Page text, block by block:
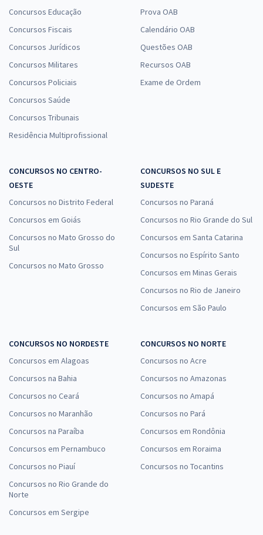
Concursos Educação
Concursos Fiscais
Concursos Jurídicos
Concursos Militares
Concursos Policiais
Concursos Saúde
Concursos Tribunais
Residência Multiprofissional
Prova OAB
Calendário OAB
Questões OAB
Recursos OAB
Exame de Ordem
CONCURSOS NO CENTRO-
OESTE
Concursos no Distrito Federal
Concursos em Goiás
Concursos no Mato Grosso do
Sul
Concursos no Mato Grosso
CONCURSOS NO SUL E
SUDESTE
Concursos no Paraná
Concursos no Rio Grande do Sul
Concursos em Santa Catarina
Concursos no Espírito Santo
Concursos em Minas Gerais
Concursos no Rio de Janeiro
Concursos em São Paulo
CONCURSOS NO NORDESTE
Concursos em Alagoas
Concursos na Bahia
Concursos no Ceará
Concursos no Maranhão
Concursos na Paraíba
Concursos em Pernambuco
Concursos no Piauí
Concursos no Rio Grande do
Norte
Concursos em Sergipe
CONCURSOS NO NORTE
Concursos no Acre
Concursos no Amazonas
Concursos no Amapá
Concursos no Pará
Concursos em Rondônia
Concursos em Roraima
Concursos no Tocantins